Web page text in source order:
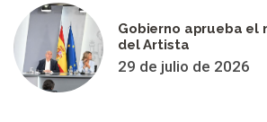
Gobierno aprueba el
del Artista
29 de julio de 2026